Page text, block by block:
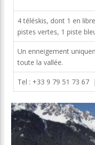
4 téléskis, dont 1 en
pistes vertes, 1 piste
Un enneigement
toute la vallée.
Tel : +33 9 79 51 73